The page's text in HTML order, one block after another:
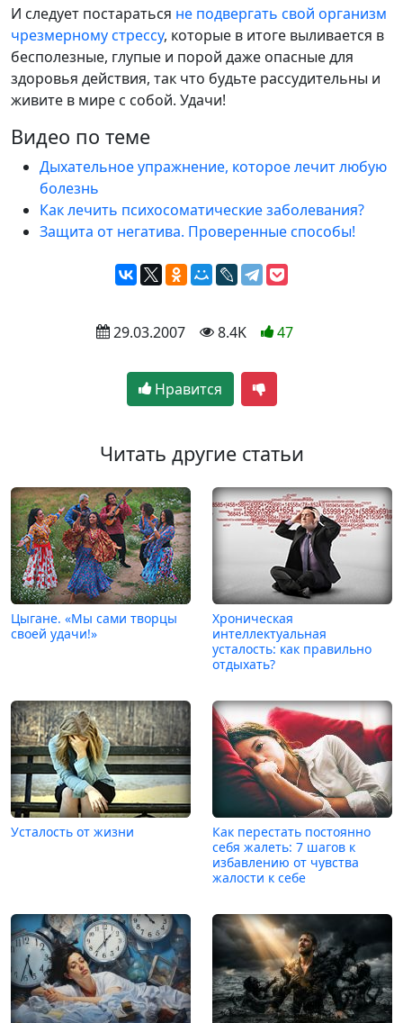
И следует постараться не подвергать свой организм
чрезмерному стрессу, которые в итоге выливается в
бесполезные, глупые и порой даже опасные для
здоровья действия, так что будьте рассудительны и
живите в мире с собой. Удачи!
Видео по теме
Дыхательное упражнение, которое лечит любую
болезнь
Как лечить психосоматические заболевания?
Защита от негатива. Проверенные способы!
29.03.2007 8.4K 47
Нравится
Читать другие статьи
Цыгане. «Мы сами творцы
своей удачи!»
Хроническая
интеллектуальная
усталость: как правильно
отдыхать?
Усталость от жизни
Как перестать постоянно
себя жалеть: 7 шагов к
избавлению от чувства
жалости к себе